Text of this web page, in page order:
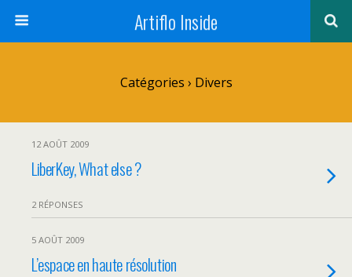
Artiflo Inside
Catégories › Divers
12 AOÛT 2009
LiberKey, What else ?
2 RÉPONSES
5 AOÛT 2009
L’espace en haute résolution